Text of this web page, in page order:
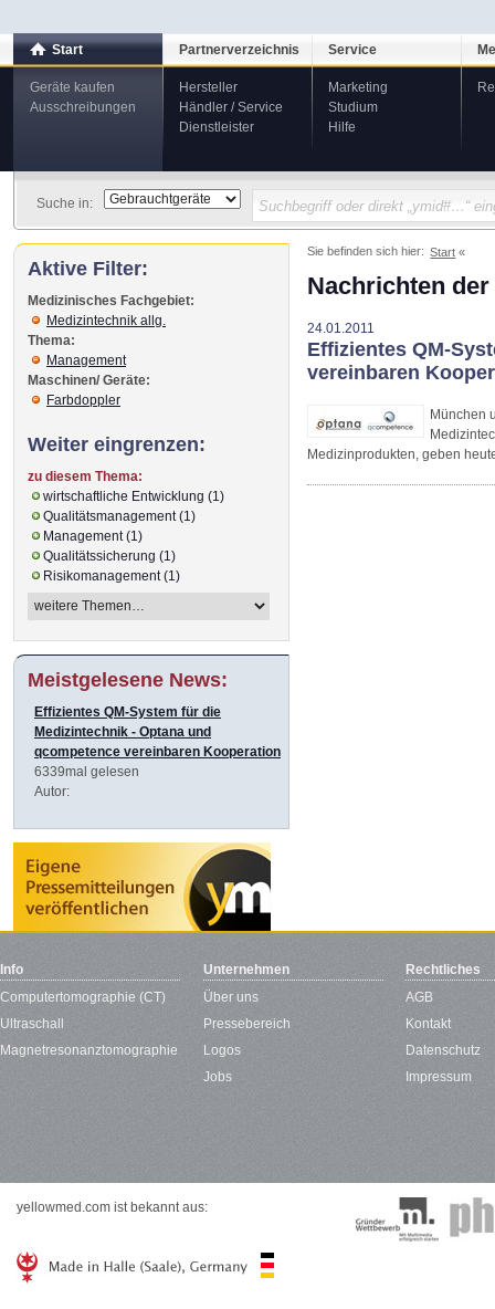
Start
Geräte kaufen
Ausschreibungen
Partnerverzeichnis
Hersteller
Händler / Service
Dienstleister
Service
Marketing
Studium
Hilfe
Suche in:
Sie befinden sich hier: Start
Nachrichten
24.01.2011
Effizientes QM-
vereinbaren
München
Medizinprodukten, geben
Aktive Filter:
Medizinisches Fachgebiet:
Medizintechnik allg.
Thema:
Management
Maschinen/ Geräte:
Farbdoppler
Weiter eingrenzen:
zu diesem Thema:
wirtschaftliche Entwicklung (1)
Qualitätsmanagement (1)
Management (1)
Qualitätssicherung (1)
Risikomanagement (1)
Meistgelesene News:
Effizientes QM-System für die
Medizintechnik - Optana und
qcompetence vereinbaren Kooperation
6339mal gelesen
Autor:
Info
Computertomographie (CT)
Ultraschall
Magnetresonanztomographie
Unternehmen
Über uns
Pressebereich
Logos
Jobs
Rechtliches
AGB
Kontakt
Datenschutz
Impressum
yellowmed.com ist bekannt aus: